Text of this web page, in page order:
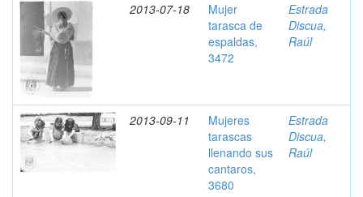
2013-07-18
Mujer
tarasca de
espaldas,
3472
Estrada
Discua,
Raúl
2013-09-11
Mujeres
tarascas
llenando sus
cantaros,
3680
Estrada
Discua,
Raúl